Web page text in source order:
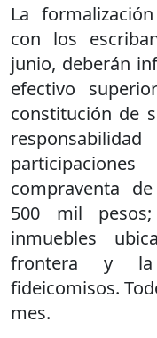
La
con los
junio, deberán
efectivo
constitución de
compraventa
500 mil
inmuebles
frontera y
fideicomisos.
mes.